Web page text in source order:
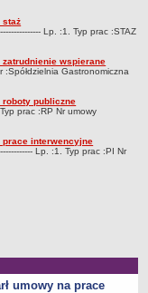
publicznego
staż
Lp. :1. Typ prac :STAZ
zatrudnienie wspierane
Gastronomiczna
roboty publiczne
Typ prac :RP Nr umowy
prace interwencyjne
Lp. :1. Typ prac :PI Nr
umowy na prace